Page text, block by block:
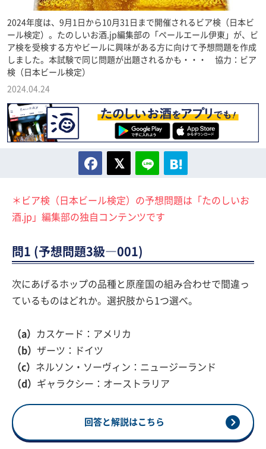
2024年度は、9月1日から10月31日まで開催されるビア検（日本ビ
ール検定）。たのしいお酒.jp編集部の「ペールエール伊東」が、ビ
ア検を受検する方やビールに興味がある方に向けて予想問題を作成
しました。本試験で同じ問題が出題されるかも・・・ 協力：ビア
検（日本ビール検定）
2024.04.24
＊ビア検（日本ビール検定）の予想問題は「たのしいお
酒.jp」編集部の独自コンテンツです
問1 (予想問題3級―001)
次にあげるホップの品種と原産国の組み合わせで間違っ
ているものはどれか。選択肢から1つ選べ。
（a）
カスケード：アメリカ
（b） ザーツ：ドイツ
（c） ネルソン・ソーヴィン：ニュージーランド
（d） ギャラクシー：オーストラリア
回答と解説はこちら